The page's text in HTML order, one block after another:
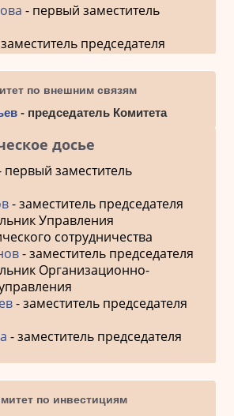
- первый заместитель
председателя
по внешним связям
- председатель Комитета
досье
заместитель
- заместитель председателя
Управления
сотрудничества
- заместитель председателя
Организационно-
- заместитель председателя
- заместитель председателя
по инвестициям